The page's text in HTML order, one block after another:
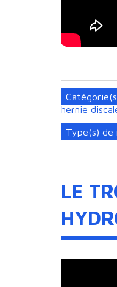
hernie
Type(s) de
LE